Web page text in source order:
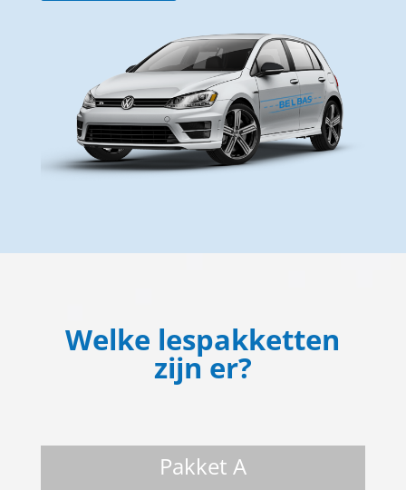
Welke lespakketten
zijn er?
Pakket A